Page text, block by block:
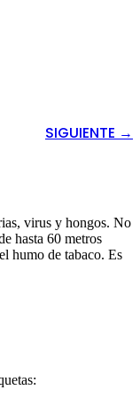
SIGUIENTE →
virus y hongos. No
hasta 60 metros
humo de tabaco. Es